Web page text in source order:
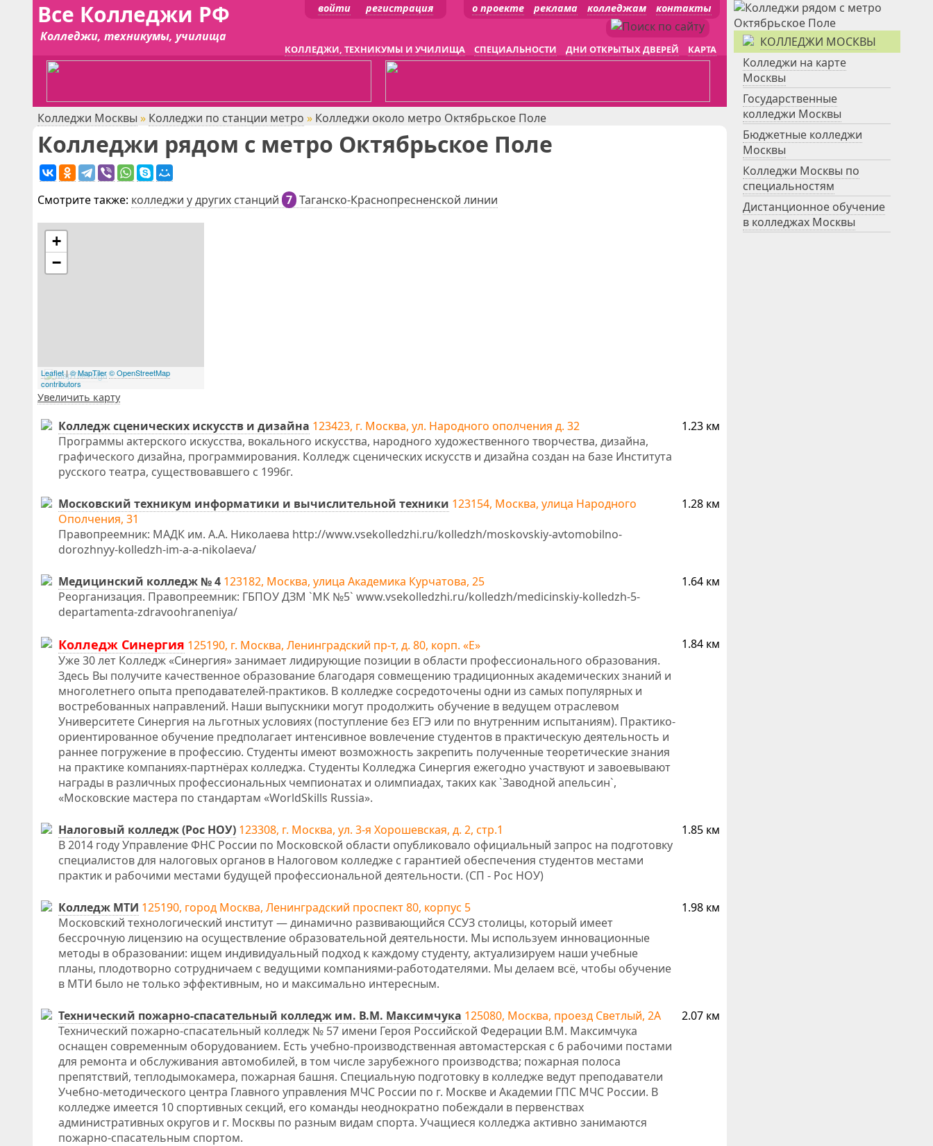
Все Колледжи РФ
Колледжи, техникумы, училища
о проекте реклама колледжам контакты
войти регистрация
КОЛЛЕДЖИ, ТЕХНИКУМЫ И УЧИЛИЩА СПЕЦИАЛЬНОСТИ ДНИ ОТКРЫТЫХ ДВЕРЕЙ КАРТА
Колледжи Москвы » Колледжи по станции метро » Колледжи около метро Октябрьское Поле
Колледжи рядом с метро Октябрьское Поле
Смотрите также: колледжи у других станций 7 Таганско-Краснопресненской линии
+
−
Leaflet|© MapTiler© OpenStreetMap
contributors
Увеличить карту
Колледж сценических искусств и дизайна 123423, г. Москва, ул. Народного ополчения д. 32
Программы актерского искусства, вокального искусства, народного художественного творчества, дизайна,
графического дизайна, программирования. Колледж сценических искусств и дизайна создан на базе Института
русского театра, существовавшего с 1996г.
1.23 км
Московский техникум информатики и вычислительной техники 123154, Москва, улица Народного
Ополчения, 31
Правопреемник: МАДК им. А.А. Николаева http://www.vsekolledzhi.ru/kolledzh/moskovskiy-avtomobilno-
dorozhnyy-kolledzh-im-a-a-nikolaeva/
1.28 км
Медицинский колледж № 4 123182, Москва, улица Академика Курчатова, 25
Реорганизация. Правопреемник: ГБПОУ ДЗМ `МК №5` www.vsekolledzhi.ru/kolledzh/medicinskiy-kolledzh-5-
departamenta-zdravoohraneniya/
1.64 км
Колледж Синергия 125190, г. Москва, Ленинградский пр-т, д. 80, корп. «Е»
Уже 30 лет Колледж «Синергия» занимает лидирующие позиции в области профессионального образования.
Здесь Вы получите качественное образование благодаря совмещению традиционных академических знаний и
многолетнего опыта преподавателей-практиков. В колледже сосредоточены одни из самых популярных и
востребованных направлений. Наши выпускники могут продолжить обучение в ведущем отраслевом
Университете Синергия на льготных условиях (поступление без ЕГЭ или по внутренним испытаниям). Практико-
ориентированное обучение предполагает интенсивное вовлечение студентов в практическую деятельность и
раннее погружение в профессию. Студенты имеют возможность закрепить полученные теоретические знания
на практике компаниях-партнёрах колледжа. Студенты Колледжа Синергия ежегодно участвуют и завоевывают
награды в различных профессиональных чемпионатах и олимпиадах, таких как `Заводной апельсин`,
«Московские мастера по стандартам «WorldSkills Russia».
1.84 км
Налоговый колледж (Рос НОУ) 123308, г. Москва, ул. 3-я Хорошевская, д. 2, стр.1
В 2014 году Управление ФНС России по Московской области опубликовало официальный запрос на подготовку
специалистов для налоговых органов в Налоговом колледже с гарантией обеспечения студентов местами
практик и рабочими местами будущей профессиональной деятельности. (СП - Рос НОУ)
1.85 км
Колледж МТИ 125190, город Москва, Ленинградский проспект 80, корпус 5
Московский технологический институт — динамично развивающийся ССУЗ столицы, который имеет
бессрочную лицензию на осуществление образовательной деятельности. Мы используем инновационные
методы в образовании: ищем индивидуальный подход к каждому студенту, актуализируем наши учебные
планы, плодотворно сотрудничаем с ведущими компаниями-работодателями. Мы делаем всё, чтобы обучение
в МТИ было не только эффективным, но и максимально интересным.
1.98 км
Технический пожарно-спасательный колледж им. В.М. Максимчука 125080, Москва, проезд Светлый, 2А
Технический пожарно-спасательный колледж № 57 имени Героя Российской Федерации В.М. Максимчука
оснащен современным оборудованием. Есть учебно-производственная автомастерская с 6 рабочими постами
для ремонта и обслуживания автомобилей, в том числе зарубежного производства; пожарная полоса
препятствий, теплодымокамера, пожарная башня. Специальную подготовку в колледже ведут преподаватели
Учебно-методического центра Главного управления МЧС России по г. Москве и Академии ГПС МЧС России. В
колледже имеется 10 спортивных секций, его команды неоднократно побеждали в первенствах
административных округов и г. Москвы по разным видам спорта. Учащиеся колледжа активно занимаются
пожарно-спасательным спортом.
2.07 км
КОЛЛЕДЖИ МОСКВЫ
Колледжи на карте
Москвы
Государственные
колледжи Москвы
Бюджетные колледжи
Москвы
Колледжи Москвы по
специальностям
Дистанционное обучение
в колледжах Москвы